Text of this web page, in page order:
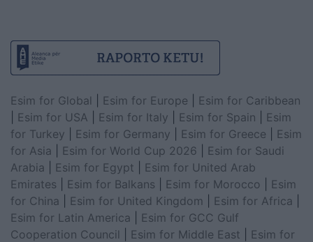
Esim for Global Esim for Europe
Esim for Caribbean
Esim for USA Esim for Italy Esim for Spain
Esim
for Turkey
Esim for Germany Esim for Greece
Esim
for Asia
Esim for World Cup 2026
Esim for Saudi
Arabia
Esim for Egypt
Esim for United Arab
Emirates
Esim for Balkans Esim for Morocco
Esim
for China
Esim for United Kingdom Esim for Africa
Esim for Latin America
Esim for GCC Gulf
Cooperation Council
Esim for Middle East
Esim for